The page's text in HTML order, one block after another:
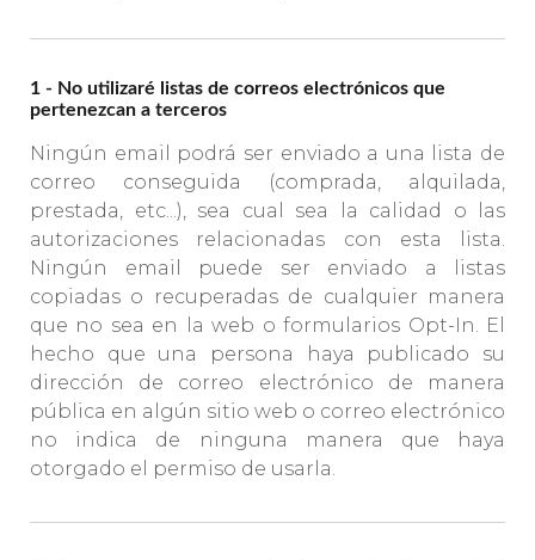
1 - No utilizaré listas de correos electrónicos que
pertenezcan a terceros
Ningún email podrá ser enviado a una lista de
correo conseguida (comprada, alquilada,
prestada, etc...), sea cual sea la calidad o las
autorizaciones relacionadas con esta lista.
Ningún email puede ser enviado a listas
copiadas o recuperadas de cualquier manera
que no sea en la web o formularios Opt-In. El
hecho que una persona haya publicado su
dirección de correo electrónico de manera
pública en algún sitio web o correo electrónico
no indica de ninguna manera que haya
otorgado el permiso de usarla.